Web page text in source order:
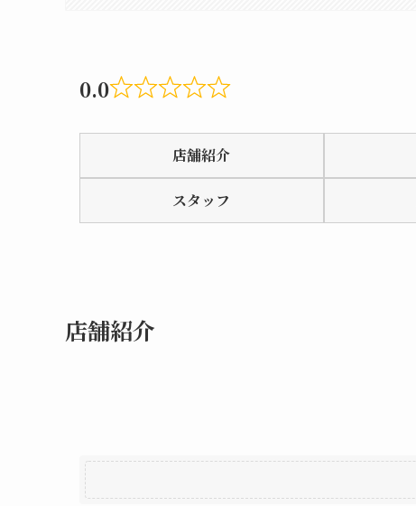
0.0
Rated
0.0
out
of
5
店舗紹介
スタッフ
店舗紹介